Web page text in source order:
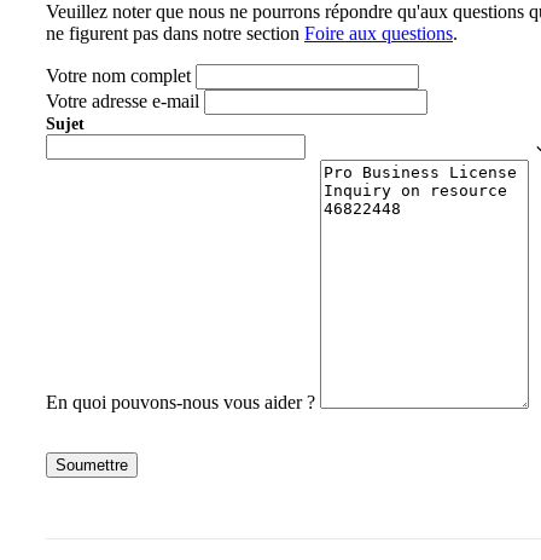
Veuillez noter que nous ne pourrons répondre qu'aux questions
ne figurent pas dans notre section Foire aux questions.
Votre nom complet
Votre adresse e-mail
Sujet
En quoi pouvons-nous vous aider ?
Soumettre